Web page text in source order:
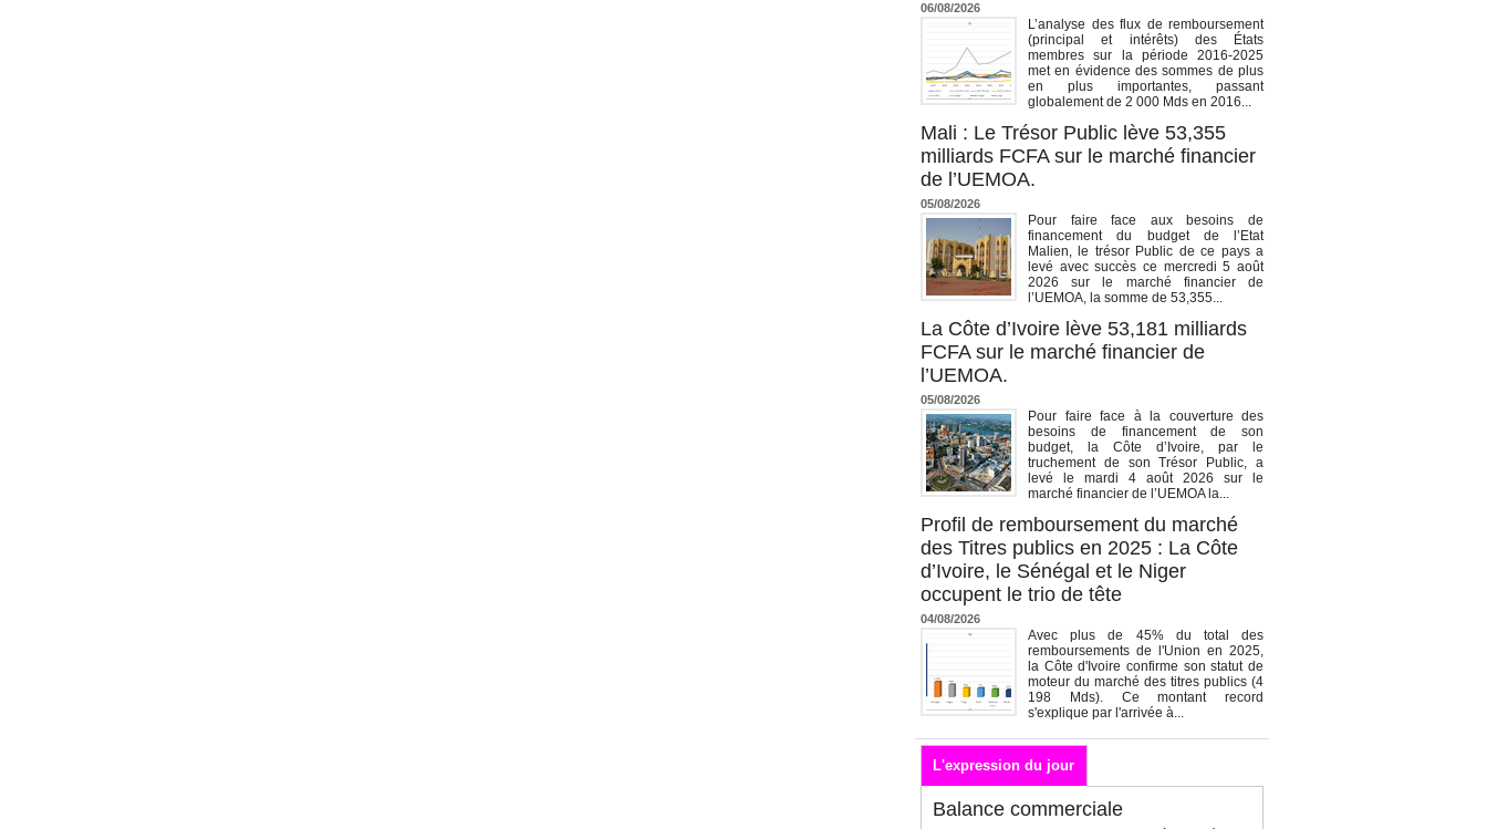
06/08/2026
L’analyse des flux de remboursement
(principal et intérêts) des États
membres sur la période 2016-2025
met en évidence des sommes de plus
en plus importantes, passant
globalement de 2 000 Mds en 2016...
Mali : Le Trésor Public lève 53,355
milliards FCFA sur le marché financier
de l’UEMOA.
05/08/2026
Pour faire face aux besoins de
financement du budget de l’Etat
Malien, le trésor Public de ce pays a
levé avec succès ce mercredi 5 août
2026 sur le marché financier de
l’UEMOA, la somme de 53,355...
La Côte d’Ivoire lève 53,181 milliards
FCFA sur le marché financier de
l’UEMOA.
05/08/2026
Pour faire face à la couverture des
besoins de financement de son
budget, la Côte d’Ivoire, par le
truchement de son Trésor Public, a
levé le mardi 4 août 2026 sur le
marché financier de l’UEMOA la...
Profil de remboursement du marché
des Titres publics en 2025 : La Côte
d’Ivoire, le Sénégal et le Niger
occupent le trio de tête
04/08/2026
Avec plus de 45% du total des
remboursements de l'Union en 2025,
la Côte d'Ivoire confirme son statut de
moteur du marché des titres publics (4
198 Mds). Ce montant record
s'explique par l'arrivée à...
L'expression du jour
Balance commerciale